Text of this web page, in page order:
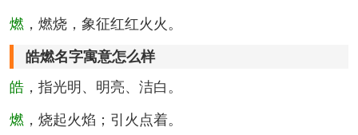
燃 ，燃烧，象征红红火火。
皓燃名字寓意怎么样
皓 ，指光明、明亮、洁白。
燃 ，烧起火焰；引火点着。